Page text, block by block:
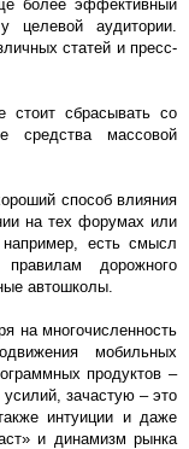
более эффективный
целевой аудитории.
статей и пресс-
стоит сбрасывать со
средства массовой
способ влияния
на тех форумах или
есть смысл
дорожного
автошколы.
на многочисленность
мобильных
продуктов –
зачастую – это
интуиции и даже
и динамизм рынка